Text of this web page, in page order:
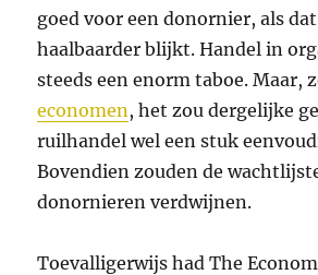
goed voor een donornier, als
haalbaarder blijkt. Handel in
steeds een enorm taboe. Maar,
economen , het zou dergelijke
ruilhandel wel een stuk
Bovendien zouden de
donornieren verdwijnen.
Toevalligerwijs had The